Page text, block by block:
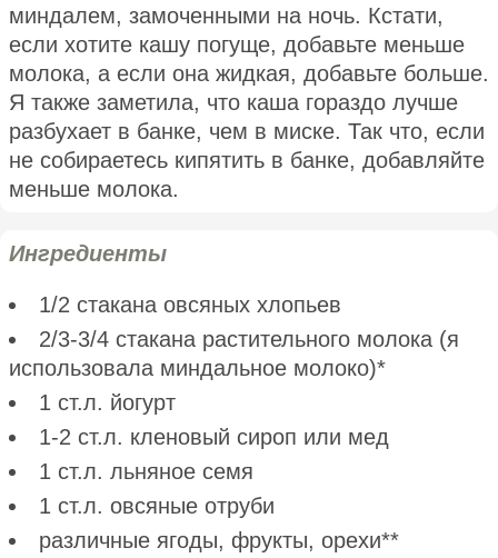
миндалем, замоченными на ночь. Кстати,
если хотите кашу погуще, добавьте меньше
молока, а если она жидкая, добавьте больше.
Я также заметила, что каша гораздо лучше
разбухает в банке, чем в миске. Так что, если
не собираетесь кипятить в банке, добавляйте
меньше молока.
Ингредиенты
1/2 стакана овсяных хлопьев
2/3-3/4 стакана растительного молока (я
использовала миндальное молоко)*
1 ст.л. йогурт
1-2 ст.л. кленовый сироп или мед
1 ст.л. льняное семя
1 ст.л. овсяные отруби
различные ягоды, фрукты, орехи**